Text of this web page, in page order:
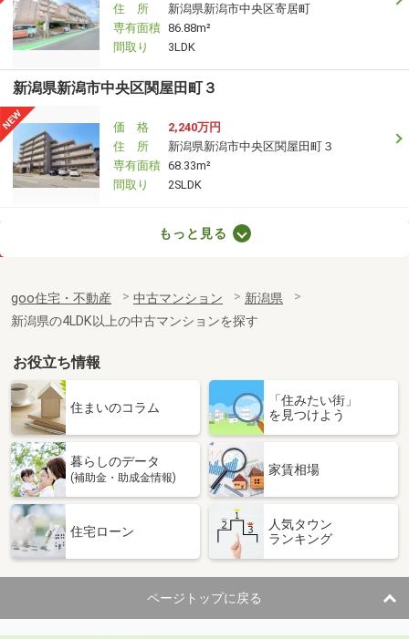
住 所
新潟県新潟市中央区寄居町
専有面積 86.88m²
間取り
3LDK
新潟県新潟市中央区関屋田町３
価 格
2,240万円
住 所
新潟県新潟市中央区関屋田町３
専有面積 68.33m²
間取り
2SLDK
新潟県新潟市中央区天神１
専有面積 79.65m²
間取り
3LDK
新潟県長岡市長町１
価 格
2,899万円
新潟県長岡市長町１
専有面積 88.33m²
間取り
新潟県長岡市石動南町
住 所
新潟県長岡市石動南町
専有面積 40.43m²
間取り
1SDK
もっと見る
goo住宅・不動産 中古マンション
新潟県
新潟県の4LDK以上の中古マンションを探す
お役立ち情報
住まいのコラム
「住みたい街」
を見つけよう
暮らしのデータ
(補助金・助成金情報)
家賃相場
住宅ローン
人気タウン
ランキング
ページトップに戻る